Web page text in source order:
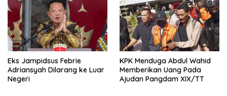
Eks Jampidsus Febrie
Adriansyah Dilarang ke Luar
Negeri
KPK Menduga Abdul Wahid
Memberikan Uang Pada
Ajudan Pangdam XIX/TT